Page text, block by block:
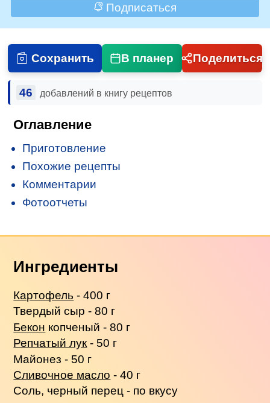
Подписаться
Сохранить В планер Поделиться
46 добавлений в книгу рецептов
Оглавление
Приготовление
Похожие рецепты
Комментарии
Фотоотчеты
Ингредиенты
Картофель - 400 г
Твердый сыр - 80 г
Бекон копченый - 80 г
Репчатый лук - 50 г
Майонез - 50 г
Сливочное масло - 40 г
Соль, черный перец - по вкусу